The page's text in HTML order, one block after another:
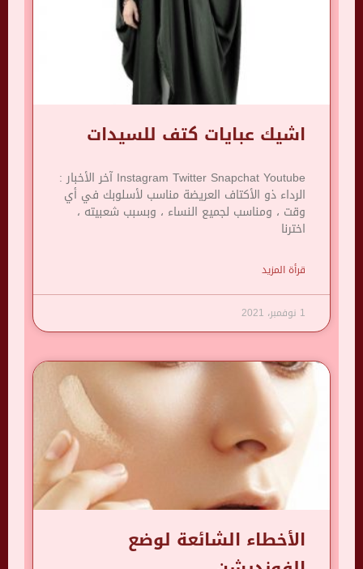
اشيك عبايات كتف للسيدات
Instagram Twitter Snapchat Youtube آخر الأخبار :
الرداء ذو ​​الأكتاف العريضة مناسب لأسلوبك في أي
وقت ، ومناسب لجميع النساء ، وبسبب شعبيته ،
اخترنا
قرأة المزيد
1 نوفمبر، 2021
الأخطاء الشائعة لوضع